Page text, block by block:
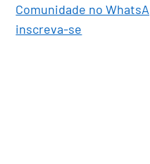
Comunidade no
inscreva-se